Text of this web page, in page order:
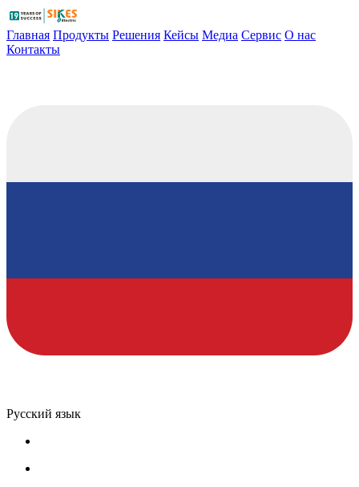
Главная Продукты Решения Кейсы Медиа Сервис О нас
Контакты
Русский язык